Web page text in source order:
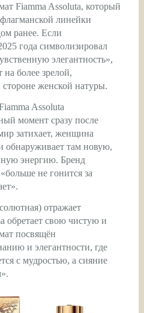
Fiamma Assoluta, который
линейки
ранее. Если
года символизировал
элегантность»,
на более зрелой,
женской натуры.
Assoluta
момент сразу после
затихает, женщина
обнаруживает там новую,
энергию. Бренд
не гонится за
отражает
обретает свою чистую и
посвящён
и элегантности, где
с мудростью, а сияние